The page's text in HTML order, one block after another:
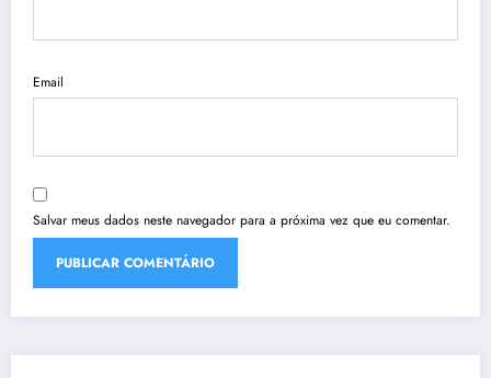
Email
Salvar meus dados neste navegador para a próxima vez que eu comentar.